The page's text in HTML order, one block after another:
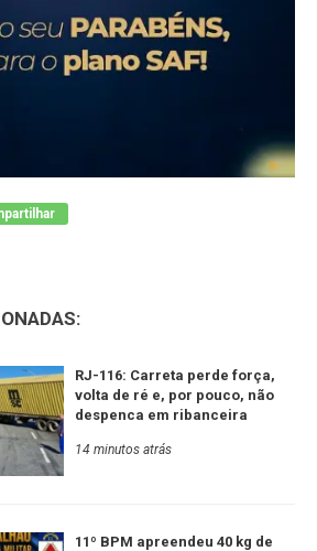
RJ-116: Carreta perde força,
volta de ré e, por pouco, não
despenca em ribanceira
14 minutos atrás
11º BPM apreendeu 40 kg de